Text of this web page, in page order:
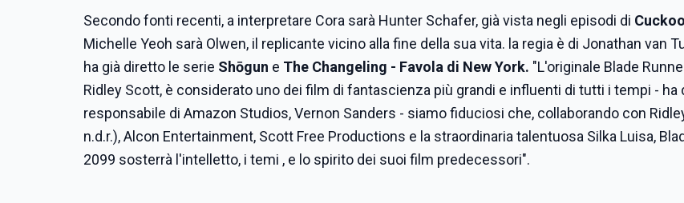
Secondo fonti recenti, a interpretare Cora sarà Hunter Schafer, già vista negli episodi di Cuckoo
Michelle Yeoh sarà Olwen, il replicante vicino alla fine della sua vita. la regia è di Jonathan van
ha già diretto le serie Shōgun e The Changeling - Favola di New York. "L'originale Blade
Ridley Scott, è considerato uno dei film di fantascienza più grandi e influenti di tutti i tempi - ha
responsabile di Amazon Studios, Vernon Sanders - siamo fiduciosi che, collaborando con
n.d.r.), Alcon Entertainment, Scott Free Productions e la straordinaria talentuosa Silka Luisa,
2099 sosterrà l'intelletto, i temi , e lo spirito dei suoi film predecessori".